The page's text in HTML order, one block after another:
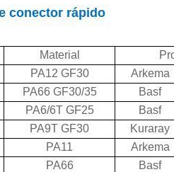
conector rápido
Material
PA12 GF30 Arkema
PA66 GF30/35
Basf
PA6/6T GF25
Basf
PA9T GF30
Kuraray
PA11 Arkema
PA66
Basf